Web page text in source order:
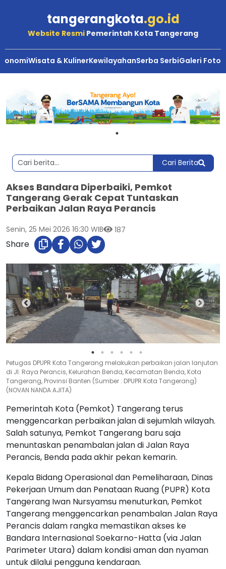
tangerangkota.go.id
Website Resmi Pemerintah Kota Tangerang
Wisata & KulinerKewilayahanSerba SerbiGaleri Foto
Cari Berita
Akses Bandara Diperbaiki, Pemkot
Tangerang Gerak Cepat Tuntaskan
Perbaikan Jalan Raya Perancis
Senin, 25 Mei 2026 16:30 WIB 187
Share
Petugas DPUPR Kota Tangerang melakukan perbaikan jalan lanjutan
di Jl. Raya Perancis, Kelurahan Benda, Kecamatan Benda, Kota
Tangerang, Provinsi Banten (Sumber : DPUPR Kota Tangerang)
(NOVAN NANDA AJITA)
Pemerintah Kota (Pemkot) Tangerang terus
menggencarkan perbaikan jalan di sejumlah wilayah.
Salah satunya, Pemkot Tangerang baru saja
menuntaskan penambalan jalan di Jalan Raya
Perancis, Benda pada akhir pekan kemarin.
Kepala Bidang Operasional dan Pemeliharaan, Dinas
Pekerjaan Umum dan Penataan Ruang (PUPR) Kota
Tangerang Iwan Nursyamsu menuturkan, Pemkot
Tangerang menggencarkan penambalan Jalan Raya
Perancis dalam rangka memastikan akses ke
Bandara Internasional Soekarno-Hatta (via Jalan
Parimeter Utara) dalam kondisi aman dan nyaman
untuk dilalui pengguna kendaraan.